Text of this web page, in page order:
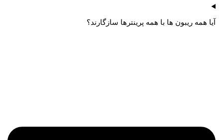
آیا همه ریبون ها با همه پرینترها سازگارند؟